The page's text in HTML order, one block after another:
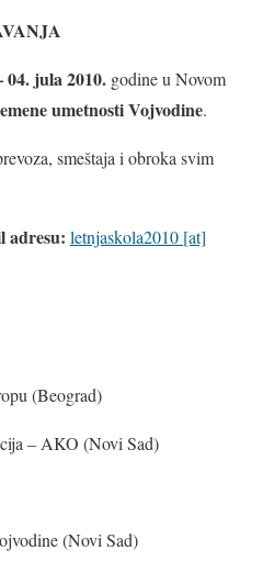
04. jula 2010. godine u Novom
umetnosti Vojvodine.
smeštaja i obroka svim
adresu: letnjaskola2010 [at]
(Beograd)
– AKO (Novi Sad)
(Novi Sad)